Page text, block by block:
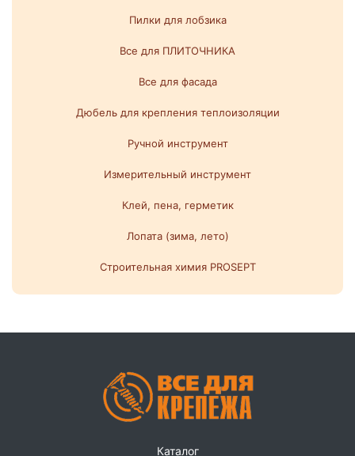
Пилки для лобзика
Все для ПЛИТОЧНИКА
Все для фасада
Дюбель для крепления теплоизоляции
Ручной инструмент
Измерительный инструмент
Клей, пена, герметик
Лопата (зима, лето)
Строительная химия PROSEPT
Каталог